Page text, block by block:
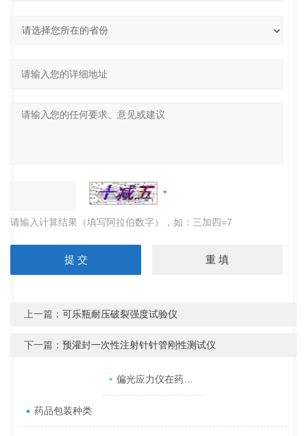
请输入计算结果（填写阿拉伯数字），如：三加四=7
上一篇：可乐瓶耐压破裂强度试验仪
下一篇：预灌封一次性注射针针管刚性测试仪
相关文章 偏光应力仪在药用玻璃瓶质量控制中的关键应用
药品包装种类